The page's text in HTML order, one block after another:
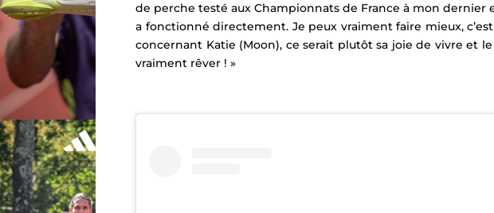
de perche testé aux Championnats de France à mon dernier
a fonctionné directement. Je peux vraiment faire mieux,
concernant Katie (Moon), ce serait plutôt sa joie de vivre et
vraiment rêver ! »